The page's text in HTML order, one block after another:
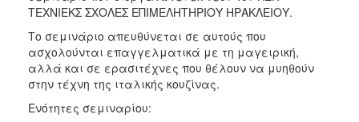
2011
ΔΗΜΟΣ
ΤΕΧΝΙΕΚΣ ΣΧΟΛΕΣ ΕΠΙΜΕΛΗΤΗΡΙΟΥ ΗΡΑΚΛΕΙΟΥ.
Το σεμινάριο απευθύνεται σε αυτούς που
ασχολούνται επαγγελματικά με τη μαγειρική,
αλλά και σε ερασιτέχνες που θέλουν να μυηθούν
στην τέχνη της ιταλικής κουζίνας.
Ενότητες σεμιναρίου: